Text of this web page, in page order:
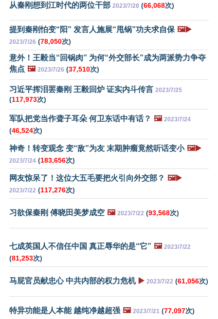
从秦刚想到江时代的两位干部 2023/7/28 (66,068次)
提到秦刚怕变“阳” 发言人施展“甩锅”功夫求自保 🖼️▶️
2023/7/26 (78,050次)
意外！王毅当“回锅肉” 为何“外交部长”成为两派势力争夺
焦点 🖼️ 2023/7/26 (37,510次)
习近平挥泪罢秦刚 王毅回炉 证实内斗传言 2023/7/25
(117,973次)
军队把党当作聋子耳朵 何卫东话中有话？ 🖼️ 2023/7/24
(46,524次)
神奇！转变观念 变“敌”为友 末期肿瘤竟然听话变小 🖼️▶️
2023/7/24 (183,656次)
网友惊呆了！这位大五毛要把火引向外交部？ 🖼️▶️
2023/7/22 (117,276次)
习欲保秦刚 傅晓田美梦成空 🖼️ 2023/7/22 (93,568次)
七成英国人不信任中国 真正辱华的是“它” 🖼️ 2023/7/22
(81,253次)
马屁官员献忠心 中共内部的权力危机 ▶️ 2023/7/22 (61,056次)
特异功能是人本能 越纯净越超强 🖼️ 2023/7/21 (77,097次)